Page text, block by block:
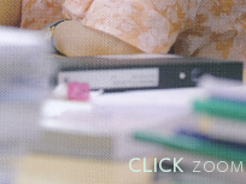
CLICKZOOM